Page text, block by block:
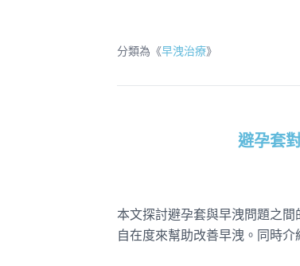
分類為《早洩治療》
避孕套
本文探討避孕套與早洩問題之
自在度來幫助改善早洩。同時